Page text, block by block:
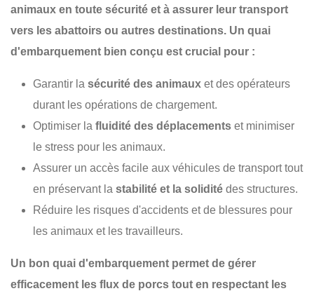
animaux en toute sécurité et à assurer leur transport
vers les abattoirs ou autres destinations. Un quai
d'embarquement bien conçu est crucial pour :
Garantir la sécurité des animaux et des opérateurs
durant les opérations de chargement.
Optimiser la fluidité des déplacements et minimiser
le stress pour les animaux.
Assurer un accès facile aux véhicules de transport tout
en préservant la stabilité et la solidité des structures.
Réduire les risques d'accidents et de blessures pour
les animaux et les travailleurs.
Un bon quai d'embarquement permet de gérer
efficacement les flux de porcs tout en respectant les